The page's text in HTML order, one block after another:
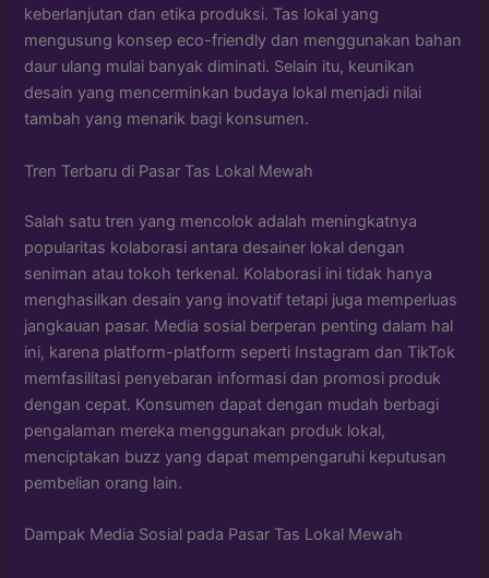
keberlanjutan dan etika produksi. Tas lokal yang
mengusung konsep eco-friendly dan menggunakan bahan
daur ulang mulai banyak diminati. Selain itu, keunikan
desain yang mencerminkan budaya lokal menjadi nilai
tambah yang menarik bagi konsumen.
Tren Terbaru di Pasar Tas Lokal Mewah
Salah satu tren yang mencolok adalah meningkatnya
popularitas kolaborasi antara desainer lokal dengan
seniman atau tokoh terkenal. Kolaborasi ini tidak hanya
menghasilkan desain yang inovatif tetapi juga memperluas
jangkauan pasar. Media sosial berperan penting dalam hal
ini, karena platform-platform seperti Instagram dan TikTok
memfasilitasi penyebaran informasi dan promosi produk
dengan cepat. Konsumen dapat dengan mudah berbagi
pengalaman mereka menggunakan produk lokal,
menciptakan buzz yang dapat mempengaruhi keputusan
pembelian orang lain.
Dampak Media Sosial pada Pasar Tas Lokal Mewah